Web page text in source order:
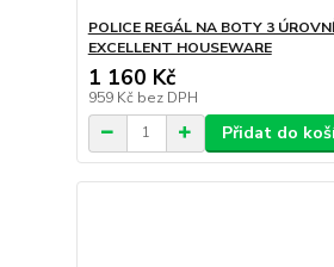
POLICE REGÁL NA BOTY 3
EXCELLENT HOUSEWARE
1 160 Kč
959 Kč bez DPH
Přidat do